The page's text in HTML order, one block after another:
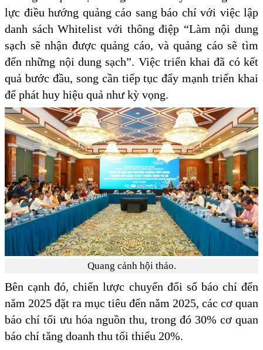
lực điều hướng quảng cáo sang báo chí với việc lập
danh sách Whitelist với thông điệp “Làm nội dung
sạch sẽ nhận được quảng cáo, và quảng cáo sẽ tìm
đến những nội dung sạch”. Việc triển khai đã có kết
quả bước đầu, song cần tiếp tục đẩy mạnh triển khai
để phát huy hiệu quả như kỳ vọng.
Quang cảnh hội thảo.
Bên cạnh đó, chiến lược chuyển đổi số báo chí đến
năm 2025 đặt ra mục tiêu đến năm 2025, các cơ quan
báo chí tối ưu hóa nguồn thu, trong đó 30% cơ quan
báo chí tăng doanh thu tối thiểu 20%.